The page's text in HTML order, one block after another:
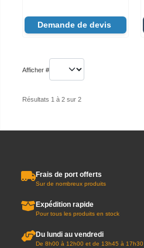
Demande de devis
Afficher #
Résultats 1 à 2 sur 2
Frais de port offerts
Sur de nombreux produits
Expédition rapide
Pour tous les produits en stock
Du lundi au vendredi
De 8h00 à 12h00 et de 13h45 à 17h30